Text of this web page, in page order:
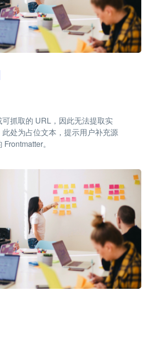
抓取的 URL，因此无法提取实
处为占位文本，提示用户补充源
。